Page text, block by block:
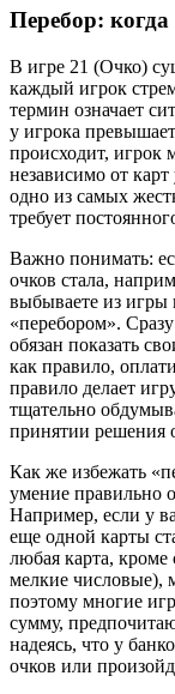
Перебор:
В игре 21 (Очко)
каждый игрок
термин означает
у игрока
происходит, игрок
независимо от
одно из самых
требует
Важно понимать:
очков стала,
выбываете из игры
«перебором».
обязан показать
как правило,
правило делает
тщательно
принятии решения
Как же избежать
умение правильно
Например, если у
еще одной карты
любая карта,
мелкие числовые),
поэтому многие
сумму,
надеясь, что у
очков или